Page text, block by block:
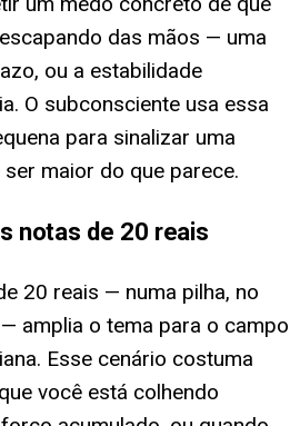
das mãos — uma
ou a estabilidade
O subconsciente usa essa
para sinalizar uma
maior do que parece.
notas de 20 reais
20 reais — numa pilha, no
amplia o tema para o campo
Esse cenário costuma
você está colhendo